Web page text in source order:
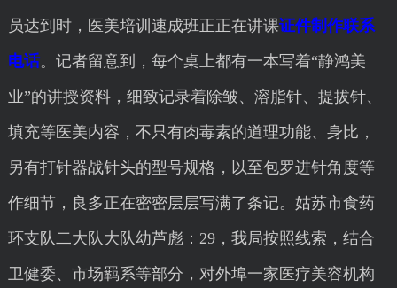
员达到时，医美培训速成班正正在讲课证件制作联系
电话。记者留意到，每个桌上都有一本写着“静鸿美
业”的讲授资料，细致记录着除皱、溶脂针、提拔针、
填充等医美内容，不只有肉毒素的道理功能、身比，
另有打针器战针头的型号规格，以至包罗进针角度等
作细节，良多正在密密层层写满了条记。姑苏市食药
环支队二大队大队幼芦彪：29，我局按照线索，结合
卫健委、市场羁系等部分，对外埠一家医疗美容机构